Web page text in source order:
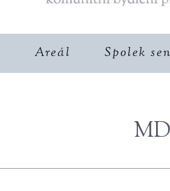
Areál Spolek